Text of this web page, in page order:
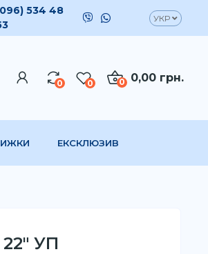
534 48
УКР
0 0 0,00 грн.
0
ЕКСКЛЮЗИВ
УП